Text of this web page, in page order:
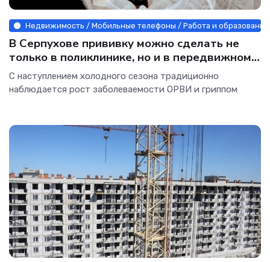
Недвижимость / Мобильные телефоны / Работа и
В Серпухове прививку можно сделать не
только в поликлинике, но и в передвижном
пункте
С наступлением холодного сезона традиционно
наблюдается рост заболеваемости ОРВИ и гриппом